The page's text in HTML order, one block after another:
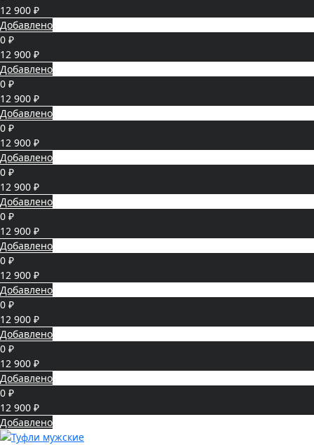
12 900 ₽
Добавлено
0 ₽
12 900 ₽
Добавлено
0 ₽
12 900 ₽
Добавлено
0 ₽
12 900 ₽
Добавлено
0 ₽
12 900 ₽
Добавлено
0 ₽
12 900 ₽
Добавлено
0 ₽
12 900 ₽
Добавлено
0 ₽
12 900 ₽
Добавлено
0 ₽
12 900 ₽
Добавлено
0 ₽
12 900 ₽
Добавлено